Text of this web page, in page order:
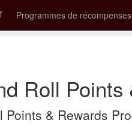
Programmes de récompenses
Roll
Points & Rewards